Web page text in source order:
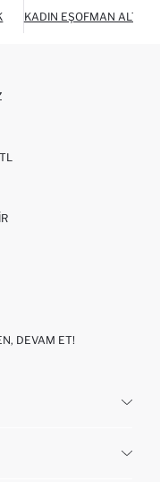
KADIN EŞOFMAN ALTI
DEVAM ET!